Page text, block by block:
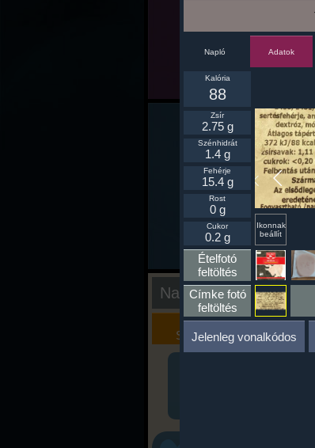
Nap kiértékelése
Kalória
Szimulátor
Napló Adatok
Ikonnak
beállít
Kalória
88
Zsír
2.75 g
Szénhidrát
1.4 g
Fehérje
15.4 g
Rost
0 g
Cukor
0.2 g
Ételfotó
feltöltés
Címke fotó
feltöltés
Jelenleg vonalkódos